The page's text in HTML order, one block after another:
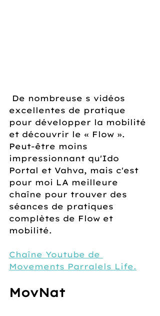
excellentes de pratique
pour développer la mobilité
et découvrir le « Flow ».
Peut-être moins
impressionnant qu'Ido
Portal et Vahva, mais c'est
pour moi LA meilleure
chaîne pour trouver des
séances de pratiques
complètes de Flow et
mobilité.
Chaîne Youtube de
Movements Parralels Life.
MovNat